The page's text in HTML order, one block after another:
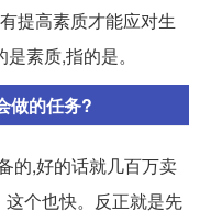
提高素质才能应对生
素质,指的是。
做的任务?
的,好的话就几百万卖
个也快。反正就是先